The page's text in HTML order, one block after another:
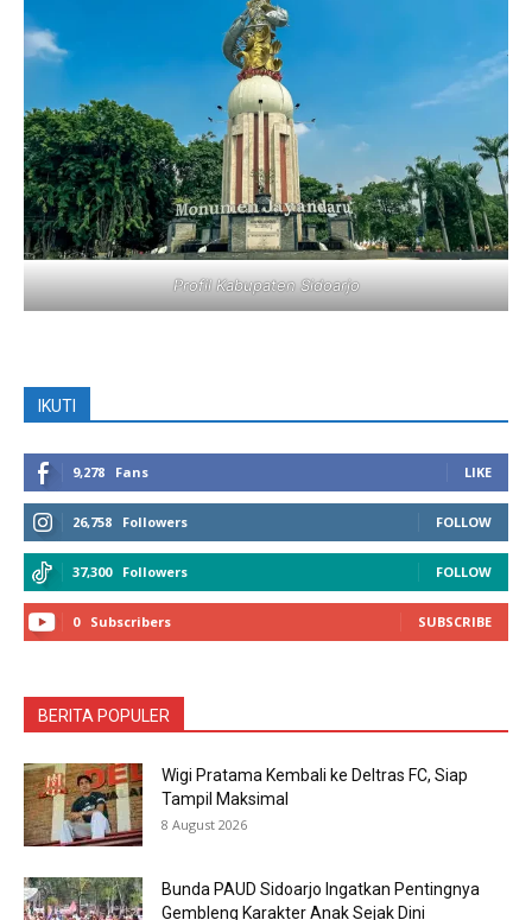
Profil Kabupaten Sidoarjo
IKUTI
9,278 Fans LIKE
26,758 Followers FOLLOW
37,300 Followers FOLLOW
0 Subscribers SUBSCRIBE
BERITA POPULER
Wigi Pratama Kembali ke Deltras FC, Siap
Tampil Maksimal
8 August 2026
Bunda PAUD Sidoarjo Ingatkan Pentingnya
Gembleng Karakter Anak Sejak Dini